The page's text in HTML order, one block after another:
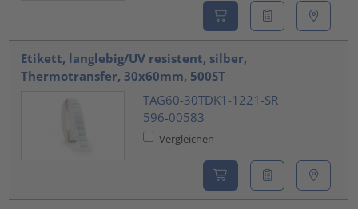
Etikett, langlebig/UV resistent, silber,
Thermotransfer, 30x60mm, 500ST
TAG60-30TDK1-1221-SR
596-00583
Vergleichen